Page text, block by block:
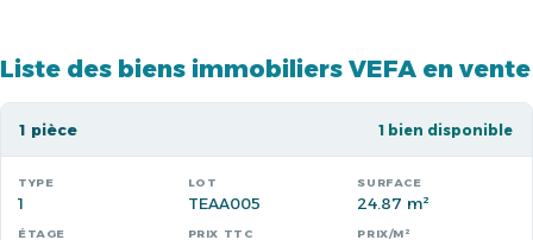
Liste des biens immobiliers VEFA en vente
1 pièce 1 bien disponible
1 TEAA005 24.87 m²